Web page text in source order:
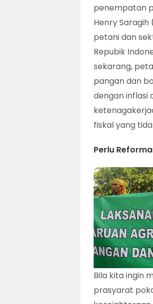
penempatan
Henry
petani dan
Repubik
sekarang,
pangan dan
dengan inflasi
fiskal yang
Perlu
Bila kita ingin
prasyarat